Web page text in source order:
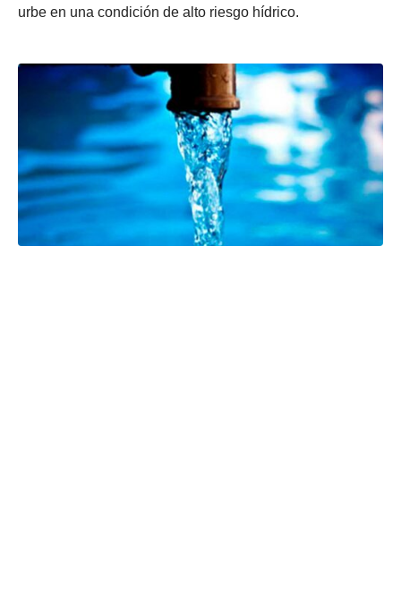
urbe en una condición de alto riesgo hídrico.